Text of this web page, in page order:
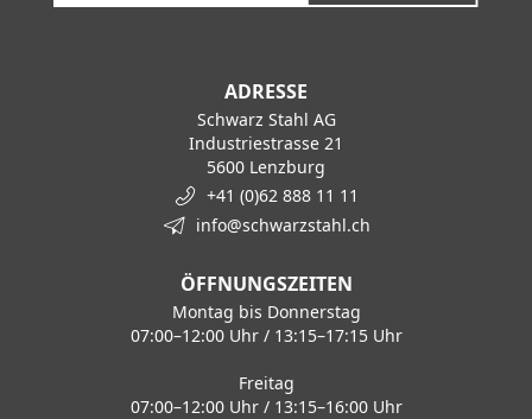
ADRESSE
Schwarz Stahl AG
Industriestrasse 21
5600 Lenzburg
+41 (0)62 888 11 11
info@schwarzstahl.ch
ÖFFNUNGSZEITEN
Montag bis Donnerstag
07:00–12:00 Uhr / 13:15–17:15 Uhr
Freitag
07:00–12:00 Uhr / 13:15–16:00 Uhr